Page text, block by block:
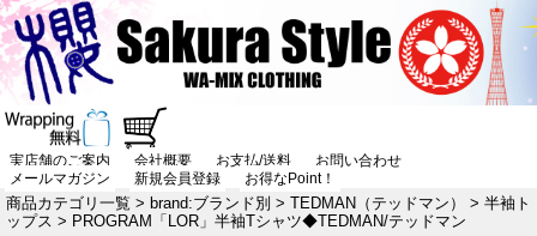
実店舗のご案内 会社概要 お支払/送料
お問い合わせ
メールマガジン
新規会員登録 お得なPoint！
商品カテゴリ一覧 > brand:ブランド別 > TEDMAN（テッドマン） > 半袖ト
ップス > PROGRAM「LOR」半袖Tシャツ◆TEDMAN/テッドマン